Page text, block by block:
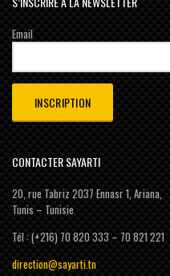
Email
CONTACTER SAYARTI
20, rue Tabriz 2037 Ennasr 1, Ariana,
Tunis – Tunisie
Tél : (+216) 70 820 333 – 70 821 221
direction@sayarti.tn